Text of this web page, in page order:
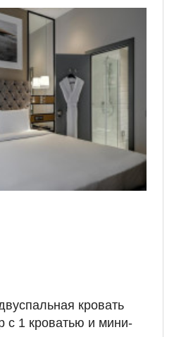
кровать
с 1 кроватью и мини-